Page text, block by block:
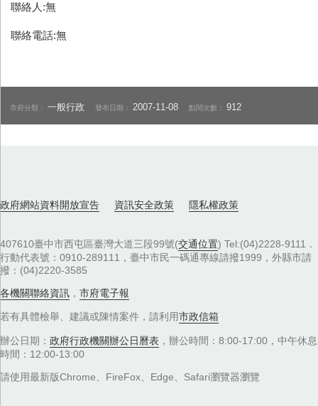
聯絡人:無
聯絡電話:無
市府分類：一般行政 發布日期： 2007-11-08 點閱次數：912
政府網站資料開放宣告 資訊安全政策 隱私權政策
407610臺中市西屯區臺灣大道三段99號(交通位置) Tel:(04)2228-9111．
行動代表號：0910-289111，臺中市民一碼通專線請撥1999，外縣市請
撥：(04)2220-3585
各機關聯絡資訊 ， 市府電子報
若有具體檢舉、建議或陳情案件，請利用市政信箱
辦公日期： 政府行政機關辦公日曆表 ，辦公時間：8:00-17:00，中午休息
時間：12:00-13:00
請使用最新版Chrome、FireFox、Edge、Safari瀏覽器瀏覽